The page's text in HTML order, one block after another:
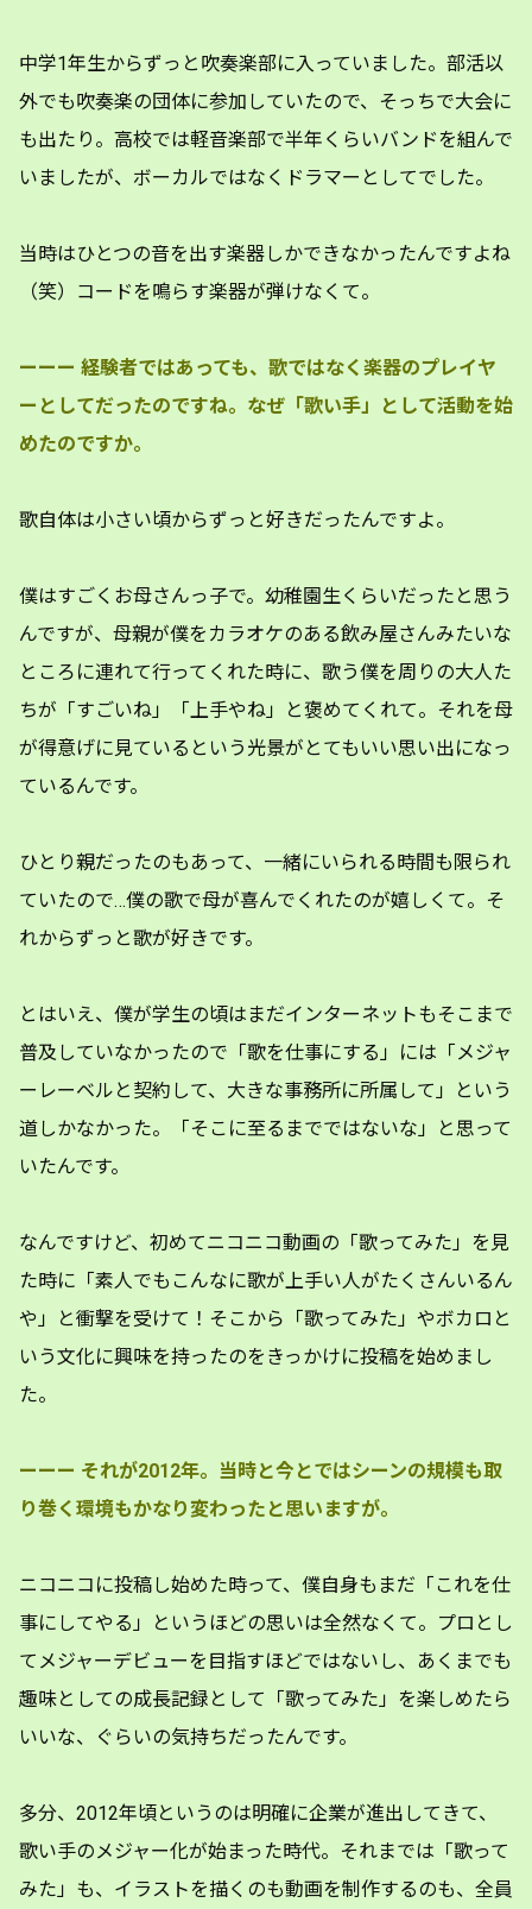
中学1年生からずっと吹奏楽部に入っていました。部活以
外でも吹奏楽の団体に参加していたので、そっちで大会に
も出たり。高校では軽音楽部で半年くらいバンドを組んで
いましたが、ボーカルではなくドラマーとしてでした。
当時はひとつの音を出す楽器しかできなかったんですよね
（笑）コードを鳴らす楽器が弾けなくて。
ーーー 経験者ではあっても、歌ではなく楽器のプレイヤ
ーとしてだったのですね。なぜ「歌い手」として活動を始
めたのですか。
歌自体は小さい頃からずっと好きだったんですよ。
僕はすごくお母さんっ子で。幼稚園生くらいだったと思う
んですが、母親が僕をカラオケのある飲み屋さんみたいな
ところに連れて行ってくれた時に、歌う僕を周りの大人た
ちが「すごいね」「上手やね」と褒めてくれて。それを母
が得意げに見ているという光景がとてもいい思い出になっ
ているんです。
ひとり親だったのもあって、一緒にいられる時間も限られ
ていたので…僕の歌で母が喜んでくれたのが嬉しくて。そ
れからずっと歌が好きです。
とはいえ、僕が学生の頃はまだインターネットもそこまで
普及していなかったので「歌を仕事にする」には「メジャ
ーレーベルと契約して、大きな事務所に所属して」という
道しかなかった。「そこに至るまでではないな」と思って
いたんです。
なんですけど、初めてニコニコ動画の「歌ってみた」を見
た時に「素人でもこんなに歌が上手い人がたくさんいるん
や」と衝撃を受けて！そこから「歌ってみた」やボカロと
いう文化に興味を持ったのをきっかけに投稿を始めまし
た。
ーーー それが2012年。当時と今とではシーンの規模も取
り巻く環境もかなり変わったと思いますが。
ニコニコに投稿し始めた時って、僕自身もまだ「これを仕
事にしてやる」というほどの思いは全然なくて。プロとし
てメジャーデビューを目指すほどではないし、あくまでも
趣味としての成長記録として「歌ってみた」を楽しめたら
いいな、ぐらいの気持ちだったんです。
多分、2012年頃というのは明確に企業が進出してきて、
歌い手のメジャー化が始まった時代。それまでは「歌って
みた」も、イラストを描くのも動画を制作するのも、全員